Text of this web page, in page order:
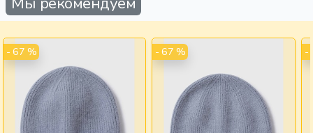
- 67 % - 67 % -